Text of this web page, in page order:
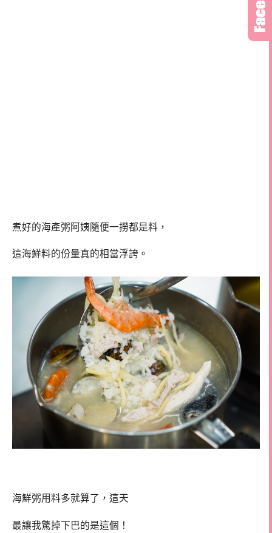
煮好的海產粥阿姨隨便一撈都是料，
這海鮮料的份量真的相當浮誇。
海鮮粥用料多就算了，這天
最讓我驚掉下巴的是這個！